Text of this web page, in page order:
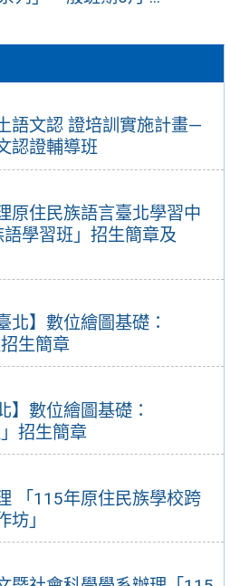
語文認 證培訓實施計畫—
認證輔導班
原住民族語言臺北學習中
學習班」招生簡章及
北】數位繪圖基礎：
生簡章
】數位繪圖基礎：
招生簡章
「115年原住民族學校跨
」